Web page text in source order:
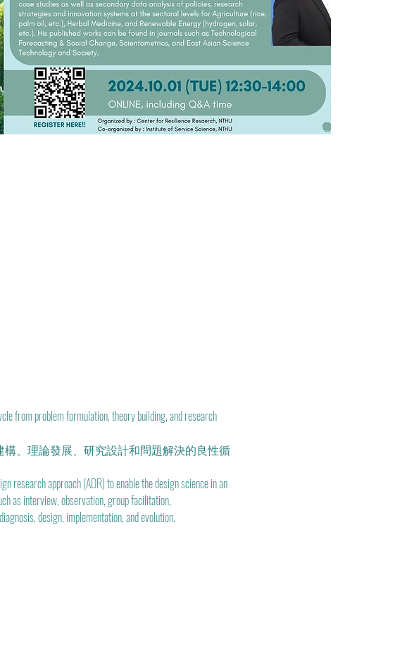
from problem formulation, theory building, and research
構、理論發展、研究設計和問題解決的良性循
research approach (ADR) to enable the design science in an
as interview, observation, group facilitation,
design, implementation, and evolution.